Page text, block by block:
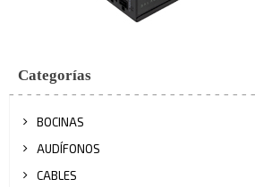
Categorías
BOCINAS
AUDÍFONOS
CABLES